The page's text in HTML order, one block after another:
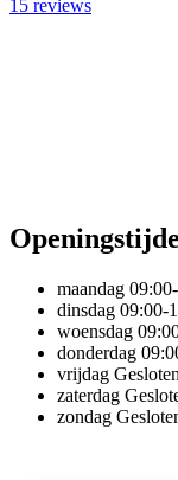
15 reviews
maandag
dinsdag 09:00-
woensdag
donderdag
vrijdag Gesloten
zaterdag
zondag